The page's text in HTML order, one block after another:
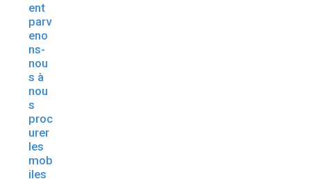
ent
parv
eno
ns-
nou
s à
nou
s
proc
urer
les
mob
iles